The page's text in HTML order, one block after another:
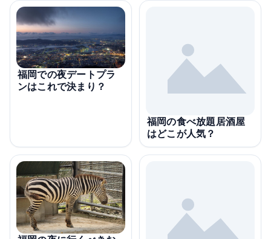
福岡での夜デートプラ
ンはこれで決まり？
福岡の食べ放題居酒屋
はどこが人気？